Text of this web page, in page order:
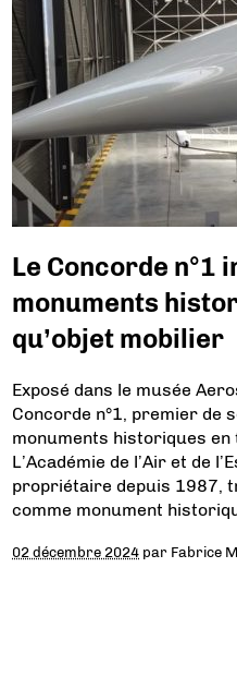
Le Concorde n°1
monuments
qu’objet mobilier
Exposé dans le musée
Concorde n°1, premier de
monuments historiques en
L’Académie de l’Air et de
propriétaire depuis 1987,
comme monument
02 décembre 2024 par Fabrice